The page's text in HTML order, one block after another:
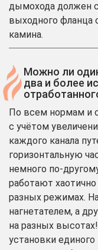
дымохода должен
выходного фланца
камина.
Можно ли
два и более
По всем нормам и
с учётом
каждого канала
горизонтальную
немного по-
работают
разных режимах.
нагнетателем, а
на разных
установки